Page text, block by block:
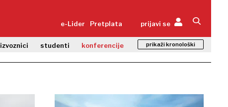
e-Lider Pretplata prijavi se
izvoznici studenti konferencije prikaži kronološki